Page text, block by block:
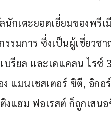
นักเตะยอดเยี่ยมของพ
รรมการ ซึ่งเป็นผู้เชี่ยว
บรียล และเดแคลน ไรซ์
ง แมนเชสเตอร์ ซิตี, อิก
งแฮม ฟอเรสต์ ก็ถูกเสน